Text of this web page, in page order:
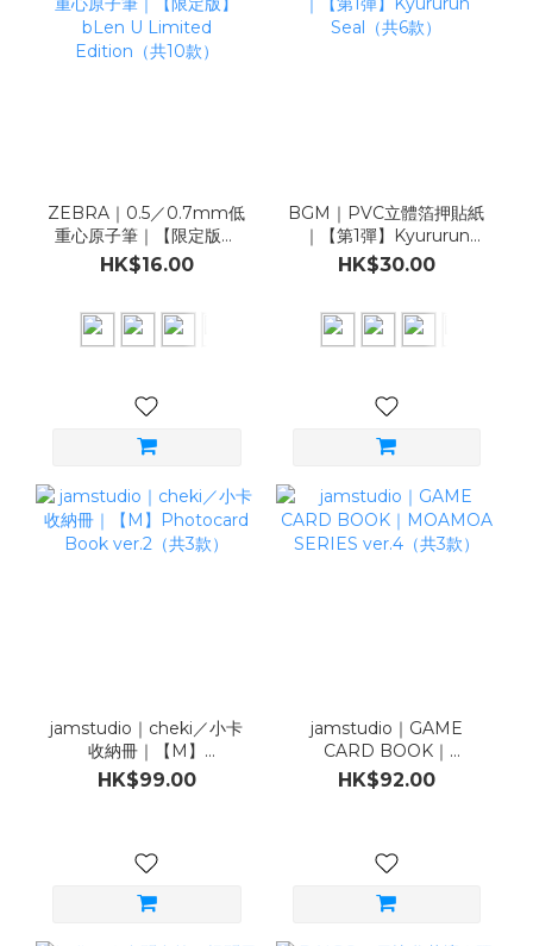
ZEBRA｜0.5／0.7mm低
重心原子筆｜【限定版】
bLen U Limited
Edition（共10款）
HK$16.00
BGM｜PVC立體箔押貼紙
｜【第1彈】Kyururun
Seal（共6款）
HK$30.00
jamstudio｜cheki／小卡
收納冊｜【M】
Photocard Book
ver.2（共3款）
HK$99.00
jamstudio｜GAME
CARD BOOK｜
MOAMOA SERIES
ver.4（共3款）
HK$92.00